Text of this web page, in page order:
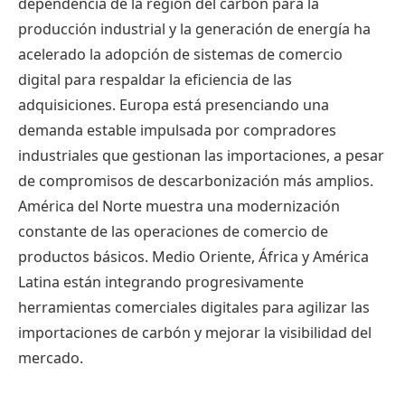
dependencia de la región del carbón para la
producción industrial y la generación de energía ha
acelerado la adopción de sistemas de comercio
digital para respaldar la eficiencia de las
adquisiciones. Europa está presenciando una
demanda estable impulsada por compradores
industriales que gestionan las importaciones, a pesar
de compromisos de descarbonización más amplios.
América del Norte muestra una modernización
constante de las operaciones de comercio de
productos básicos. Medio Oriente, África y América
Latina están integrando progresivamente
herramientas comerciales digitales para agilizar las
importaciones de carbón y mejorar la visibilidad del
mercado.